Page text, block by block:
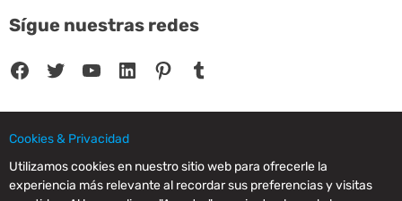
Sígue nuestras redes
Facebook Twitter YouTube LinkedIn Pinterest Tumblr
© 2025 CPC SERVICIOS INFORMATICOS SL - C/ Nardo, 12 28250 - Torrelodones -
Madrid - Spain Commercial Registry of Madrid. Volume 19.999. Book 0. Page 182.
NIF/VAT: ESB83964601. VAT not included.
Cookies & Privacidad
Utilizamos cookies en nuestro sitio web para ofrecerle la
experiencia más relevante al recordar sus preferencias y visitas